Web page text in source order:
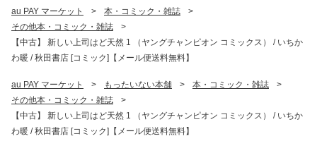
au PAY マーケット > 本・コミック・雑誌
>
その他本・コミック・雑誌
>
【中古】 新しい上司はど天然 1 （ヤングチャンピオン コミックス） / いちか
わ暖 / 秋田書店 [コミック]【メール便送料無料】
au PAY マーケット > もったいない本舗 > 本・コミック・雑誌
>
その他本・コミック・雑誌
>
【中古】 新しい上司はど天然 1 （ヤングチャンピオン コミックス） / いちか
わ暖 / 秋田書店 [コミック]【メール便送料無料】